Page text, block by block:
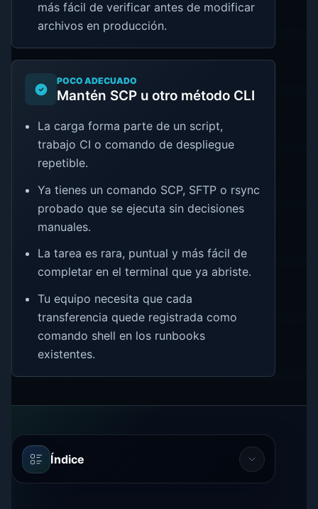
más fácil de verificar antes de modificar
archivos en producción.
POCO ADECUADO
Mantén SCP u otro método CLI
La carga forma parte de un script,
trabajo CI o comando de despliegue
repetible.
Ya tienes un comando SCP, SFTP o rsync
probado que se ejecuta sin decisiones
manuales.
La tarea es rara, puntual y más fácil de
completar en el terminal que ya abriste.
Tu equipo necesita que cada
transferencia quede registrada como
comando shell en los runbooks
existentes.
Índice